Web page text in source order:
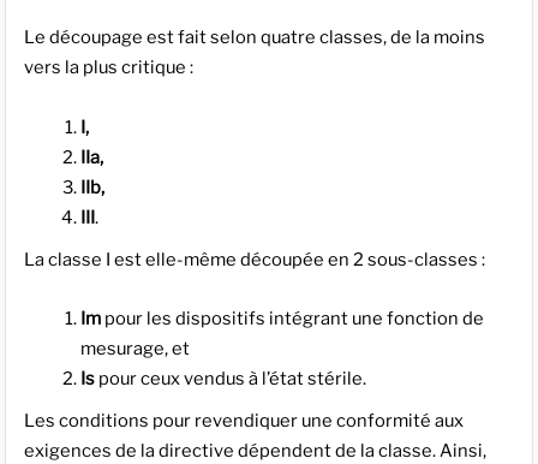
Le découpage est fait selon quatre classes, de la moins
vers la plus critique :
I,
IIa,
IIb,
III.
La classe I est elle-même découpée en 2 sous-classes :
Impour les dispositifs intégrant une fonction de
mesurage, et
Ispour ceux vendus à l’état stérile.
Les conditions pour revendiquer une conformité aux
exigences de la directive dépendent de la classe. Ainsi,